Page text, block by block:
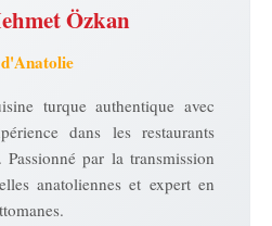
Özkan
turque authentique avec
dans les restaurants
par la transmission
anatoliennes et expert en